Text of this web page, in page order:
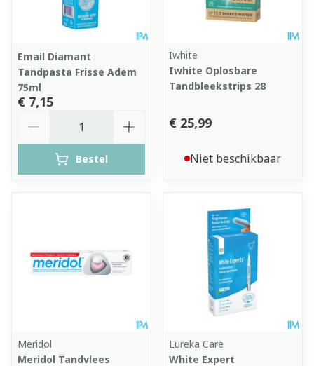
Email Diamant
Tandpasta Frisse Adem
75ml
€ 7,15
Bestel
Iwhite
Iwhite Oplosbare
Tandbleekstrips 28
€ 25,99
Niet beschikbaar
Meridol
Meridol Tandvlees
Eureka Care
White Expert